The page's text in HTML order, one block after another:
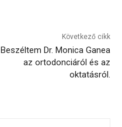
Következő cikk
Beszéltem Dr. Monica Ganea
az ortodonciáról és az
oktatásról.